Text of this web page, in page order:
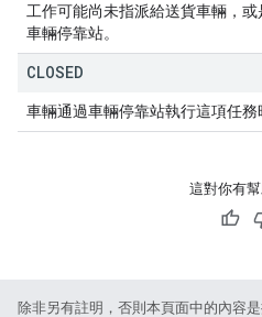
工作可能尚未指派給送貨車輛，
車輛停靠站。
CLOSED
車輛通過車輛停靠站執行這項任務
這對你有
除非另有註明，否則本頁面中的內容是